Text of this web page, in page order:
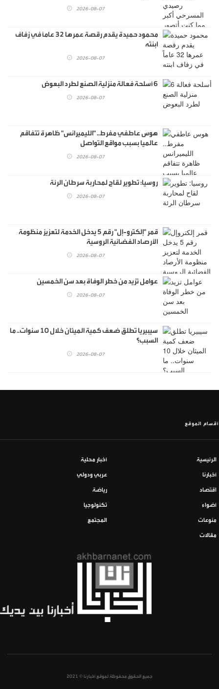
2026-08-07
محمود حميدة يقدم رقصة عمرها 32 عاماً في زفاف
ابنته
2026-08-07
6 أسلحة فعالة منزلية الصنع لطرد البعوض
2026-08-07
هوس عاطفي مفرط.. "الليميرانس" ظاهرة تتفاقم
عالميا بسبب مواقع التواصل
2026-08-07
روسيا: تطوير لقاح لمحاربة سرطان الرئة
2026-08-07
قمر "إلكترو-إل" رقم 5 يدخل الخدمة لتعزيز منظومة
الأرصاد الفضائية الروسية
2026-08-07
عوامل تزيد من خطر الوفاة بعد سن الخمسين
2026-08-07
سيبيريا تطلق ضعف كمية الميثان خلال 10 سنوات.. ما
السبب؟
2026-08-07
أقسام الموقع
الرئيسية أخبار محلية
أخبارنا عربي ودولي
اقتصاد رياضة
أضواء تكنولوجيا
منوعات المجتمع
مقالات
جميع الحقوق محفوظة لموقع أخبارنا © 2021